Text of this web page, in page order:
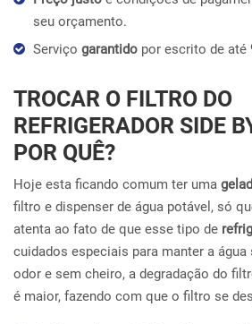
seu orçamento.
Serviço garantido por escrito de até
TROCAR O FILTRO DO
REFRIGERADOR SIDE
POR QUÊ?
Hoje esta ficando comum ter uma
filtro e dispenser de água potável, só
atenta ao fato de que esse tipo de
cuidados especiais para manter a
odor e sem cheiro, a degradação do
é maior, fazendo com que o filtro se